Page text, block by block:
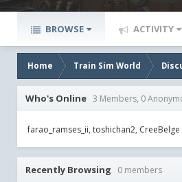
BROWSE ACTIVITY
Home Train Sim World
Who's Online 3 Members, 0
farao_ramses_ii toshichan2 CreeBelge
Recently Browsing 0 members